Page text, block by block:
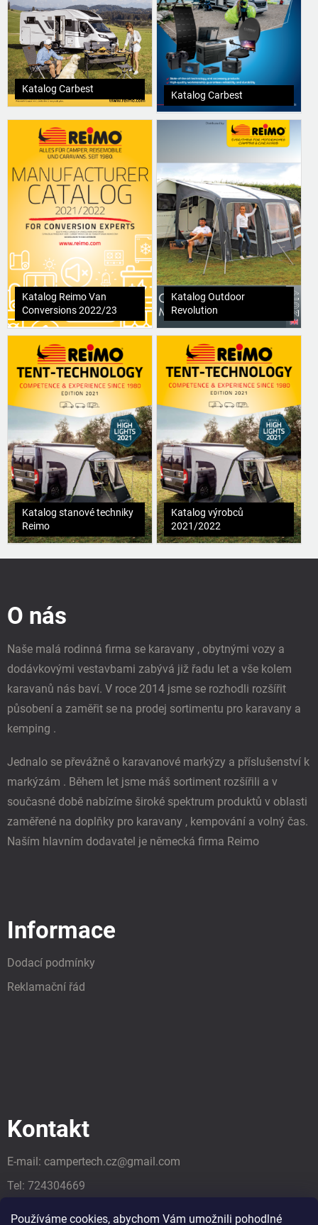
Používáme cookies, abychom Vám umožnili pohodlné
Katalog Carbest
Katalog Carbest
Katalog Reimo Van
Conversions 2022/23
Katalog Outdoor
Revolution
Katalog stanové techniky
Reimo
Katalog výrobců
2021/2022
O nás
Naše malá rodinná firma se karavany , obytnými vozy a
dodávkovými vestavbami zabývá již řadu let a vše kolem
karavanů nás baví. V roce 2014 jsme se rozhodli rozšířit
působení a zaměřit se na prodej sortimentu pro karavany a
kemping .
Jednalo se převážně o karavanové markýzy a příslušenství k
markýzám . Během let jsme máš sortiment rozšířili a v
současné době nabízíme široké spektrum produktů v oblasti
zaměřené na doplňky pro karavany , kempování a volný čas.
Naším hlavním dodavatel je německá firma Reimo
Informace
Dodací podmínky
Reklamační řád
Kontakt
E-mail: campertech.cz@gmail.com
Tel: 724304669